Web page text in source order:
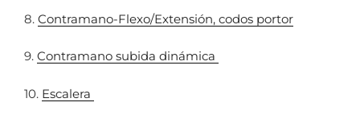
8. Contramano-Flexo/Extensión, codos portor
9. Contramano subida dinámica
10. Escalera